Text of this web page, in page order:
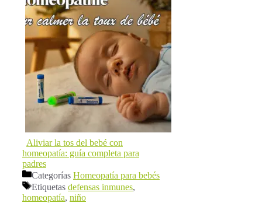
Aliviar la tos del bebé con
homeopatía: guía completa para
padres
Categorías Homeopatía para bebés
Etiquetas defensas inmunes,
homeopatía, niño